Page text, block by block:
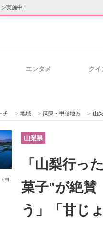
実施中！
働き方のヒント
向け専門サイト 企業向
エンタメ クイ
チ > 地域 > 関東・甲信地方 > 山
画
山梨県
「山梨行っ
菓子”が絶
う」「甘じ